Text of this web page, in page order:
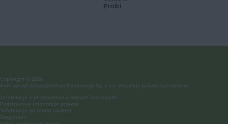
Pralki
Copyright © 2026
BSH Sprzęt Gospodarstwa Domowego Sp. z o.o. Wszelkie prawa zastrzeżone.
Informacje o przetwarzaniu danych osobowych
Podstawowe informacje prawne
Informacje na temat cookies
Regulamin